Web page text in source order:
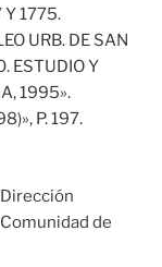
Y 1775.
URB. DE SAN
ESTUDIO Y
1995».
P. 197.
de